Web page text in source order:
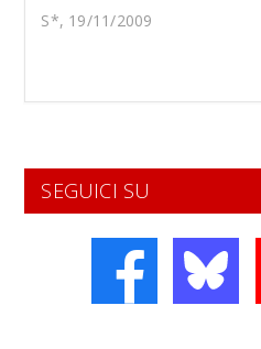
S*, 19/11/2009
SEGUICI SU